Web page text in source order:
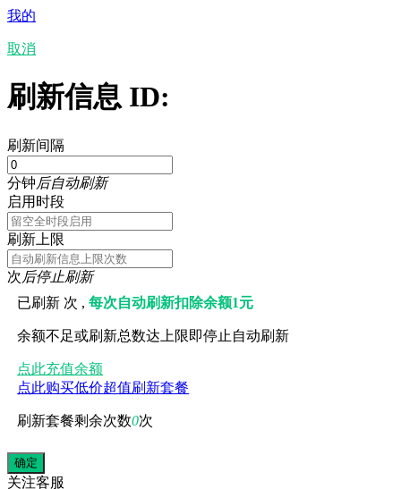
我的
取消
刷新信息 ID:
刷新间隔
分钟后自动刷新
启用时段
刷新上限
次后停止刷新
已刷新 次 ,每次自动刷新扣除余额1元
余额不足或刷新总数达上限即停止自动刷新
点此充值余额
点此购买低价超值刷新套餐
刷新套餐剩余次数0次
关注客服